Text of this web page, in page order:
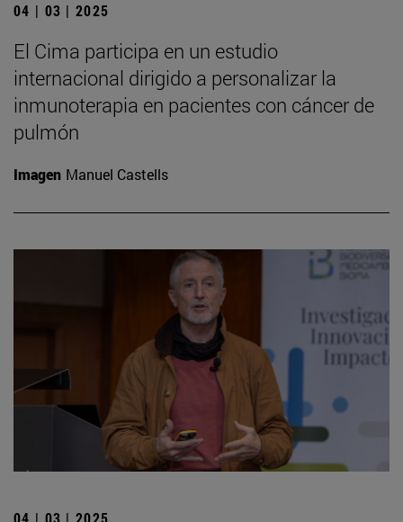
04 | 03 | 2025
El Cima participa en un estudio
internacional dirigido a personalizar la
inmunoterapia en pacientes con cáncer de
pulmón
Imagen Manuel Castells
04 | 03 | 2025